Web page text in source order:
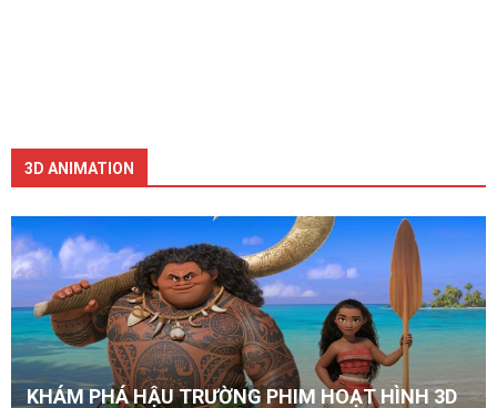
3D ANIMATION
KHÁM PHÁ HẬU TRƯỜNG PHIM HOẠT HÌNH 3D